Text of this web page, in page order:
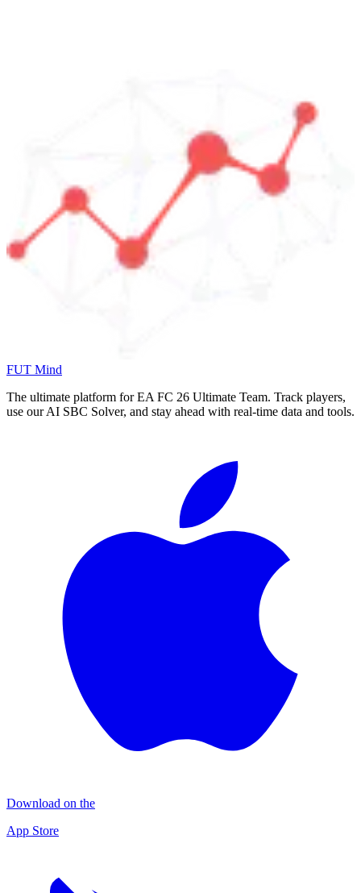
FUT Mind
The ultimate platform for EA FC 26 Ultimate Team. Track players,
use our AI SBC Solver, and stay ahead with real-time data and tools.
Download on the
App Store